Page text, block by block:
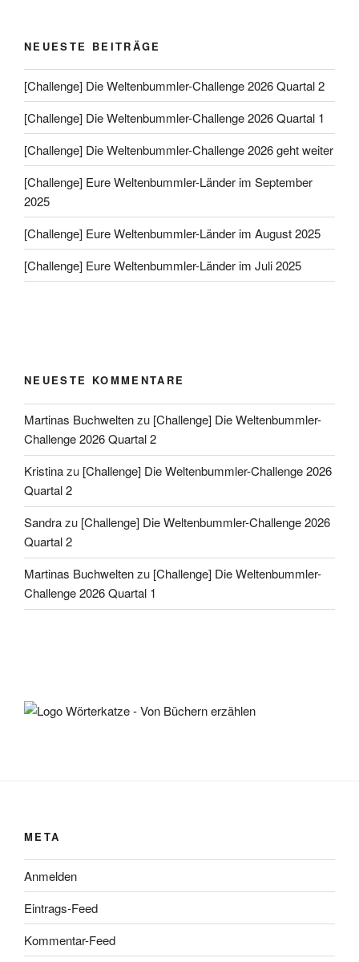
NEUESTE BEITRÄGE
[Challenge] Die Weltenbummler-Challenge 2026 Quartal 2
[Challenge] Die Weltenbummler-Challenge 2026 Quartal 1
[Challenge] Die Weltenbummler-Challenge 2026 geht weiter
[Challenge] Eure Weltenbummler-Länder im September
2025
[Challenge] Eure Weltenbummler-Länder im August 2025
[Challenge] Eure Weltenbummler-Länder im Juli 2025
NEUESTE KOMMENTARE
Martinas Buchweltenzu [Challenge] Die Weltenbummler-
Challenge 2026 Quartal 2
Kristinazu [Challenge] Die Weltenbummler-Challenge 2026
Quartal 2
Sandrazu [Challenge] Die Weltenbummler-Challenge 2026
Quartal 2
Martinas Buchweltenzu [Challenge] Die Weltenbummler-
Challenge 2026 Quartal 1
META
Anmelden
Eintrags-Feed
Kommentar-Feed